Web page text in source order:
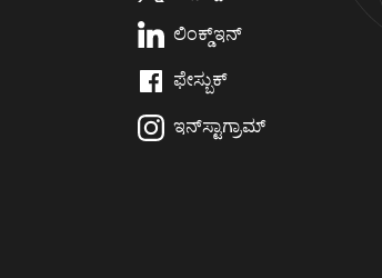
ಲಿಂಕ್ಡ್‌ಇನ್
ಫೇಸ್ಬುಕ್
ಇನ್‌ಸ್ಟಾಗ್ರಾಮ್